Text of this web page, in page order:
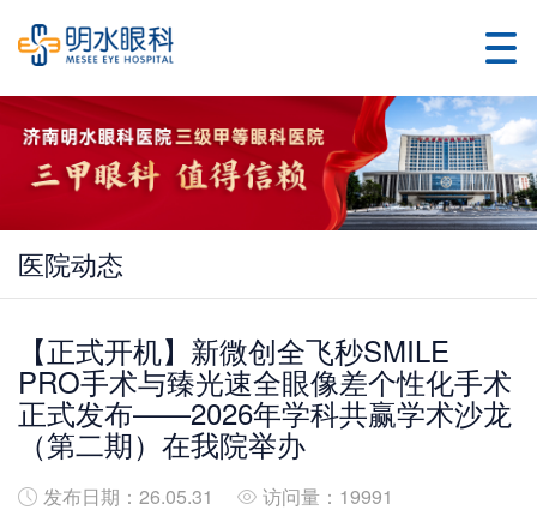
医院动态
【正式开机】新微创全飞秒SMILE
PRO手术与臻光速全眼像差个性化手术
正式发布——2026年学科共赢学术沙龙
（第二期）在我院举办
发布日期：26.05.31 访问量：19991